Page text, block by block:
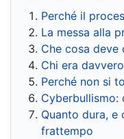
Perché il
La messa alla
Che cosa
Chi era
Perché non si
Cyberbullismo:
Quanto dura, e
frattempo